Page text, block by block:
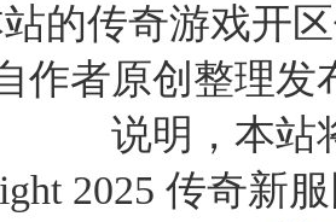
的传奇游戏开
作者原创整理
说明，本站
2025 传奇新